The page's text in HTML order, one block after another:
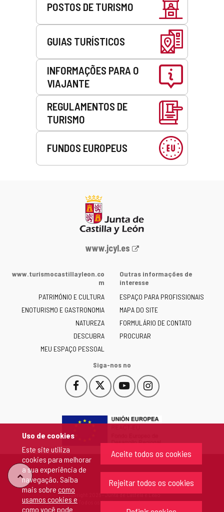
Uso de cookies
Este site utiliza
cookies para melhorar
a sua experiência de
navegação. Saiba
mais sobre como
usamos cookies e
como você pode
Aceite todos os cookies
Rejeitar todos os cookies
POSTOS DE TURISMO
GUIAS TURÍSTICOS
INFORMAÇÕES PARA O
VIAJANTE
REGULAMENTOS DE
TURISMO
FUNDOS EUROPEUS
Portal
Junta
Castilla
y
León
-
www.jcyl.es
www.turismocastillayleon.co
m
PATRIMÓNIO E CULTURA
ENOTURISMO E GASTRONOMIA
NATUREZA
DESCUBRA
MEU ESPAÇO PESSOAL
Outras informações de
interesse
ESPAÇO PARA PROFISSIONAIS
MAPA DO SITE
FORMULÁRIO DE CONTATO
PROCURAR
Siga-nos no
Facebook
Este
enlace
abrirá
nueva.
Este
enlace
abrirá
ventana
nueva.
YouTube
Este
enlace
abrirá
ventana
nueva.
Instagram
Este
enlace
abrirá
nueva.
"Voltar
ao
Copyright 2026 - Junta de Castela e Leão
Todos os direitos reservados